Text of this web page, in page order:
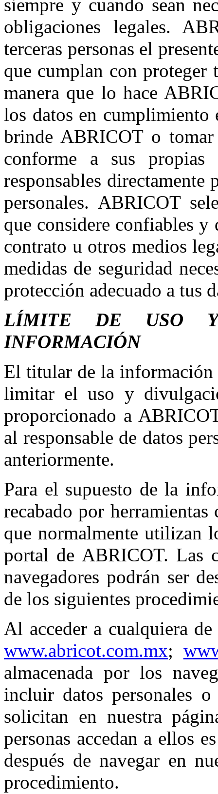
siempre y cuando sean
obligaciones legales.
terceras personas el
que cumplan con proteger
manera que lo hace
los datos en cumplimiento
brinde ABRICOT o
conforme a sus propias
responsables
personales. ABRICOT
que considere confiables y
contrato u otros medios
medidas de seguridad
protección adecuado a tus
LÍMITE DE USO
INFORMACIÓN
El titular de la
limitar el uso y
proporcionado a
al responsable de datos
anteriormente.
Para el supuesto de la
recabado por
que normalmente utilizan
portal de ABRICOT. Las
navegadores podrán ser
de los siguientes
Al acceder a cualquiera
www.abricot.com.mx;
almacenada por los
incluir datos personales
solicitan en nuestra
personas accedan a ellos
después de navegar en
procedimiento.